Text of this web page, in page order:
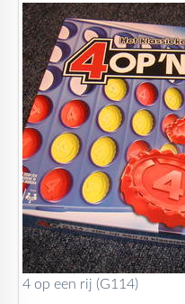
4 op een rij (G114)